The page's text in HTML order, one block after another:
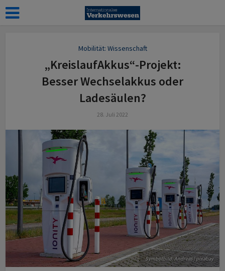
Mobilität: Wissenschaft
„KreislaufAkkus“-Projekt:
Besser Wechselakkus oder
Ladesäulen?
28. Juli 2022
Symbolbild: Andreas | pixabay